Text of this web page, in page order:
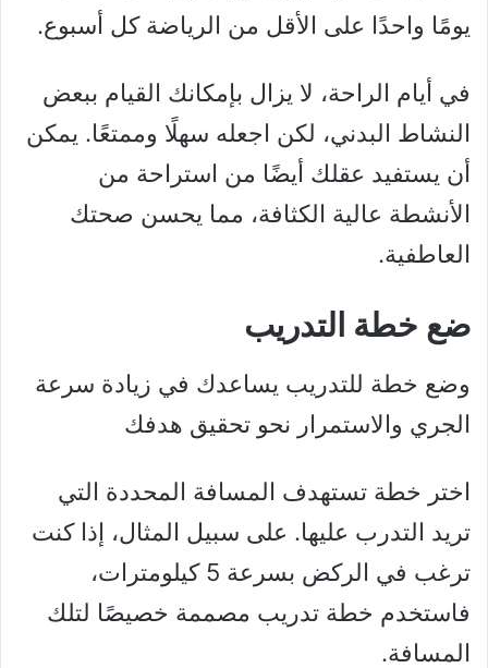
يومًا واحدًا على الأقل من الرياضة كل أسبوع.
في أيام الراحة، لا يزال بإمكانك القيام ببعض
النشاط البدني، لكن اجعله سهلًا وممتعًا. يمكن
أن يستفيد عقلك أيضًا من استراحة من
الأنشطة عالية الكثافة، مما يحسن صحتك
العاطفية.
ضع خطة التدريب
وضع خطة للتدريب يساعدك في زيادة سرعة
الجري والاستمرار نحو تحقيق هدفك
اختر خطة تستهدف المسافة المحددة التي
تريد التدرب عليها. على سبيل المثال، إذا كنت
ترغب في الركض بسرعة 5 كيلومترات،
فاستخدم خطة تدريب مصممة خصيصًا لتلك
المسافة.